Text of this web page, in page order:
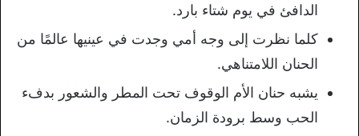
الدافئ في يوم شتاء بارد.
كلما نظرت إلى وجه أمي وجدت في عينيها عالمًا من
الحنان اللامتناهي.
يشبه حنان الأم الوقوف تحت المطر والشعور بدفء
الحب وسط برودة الزمان.